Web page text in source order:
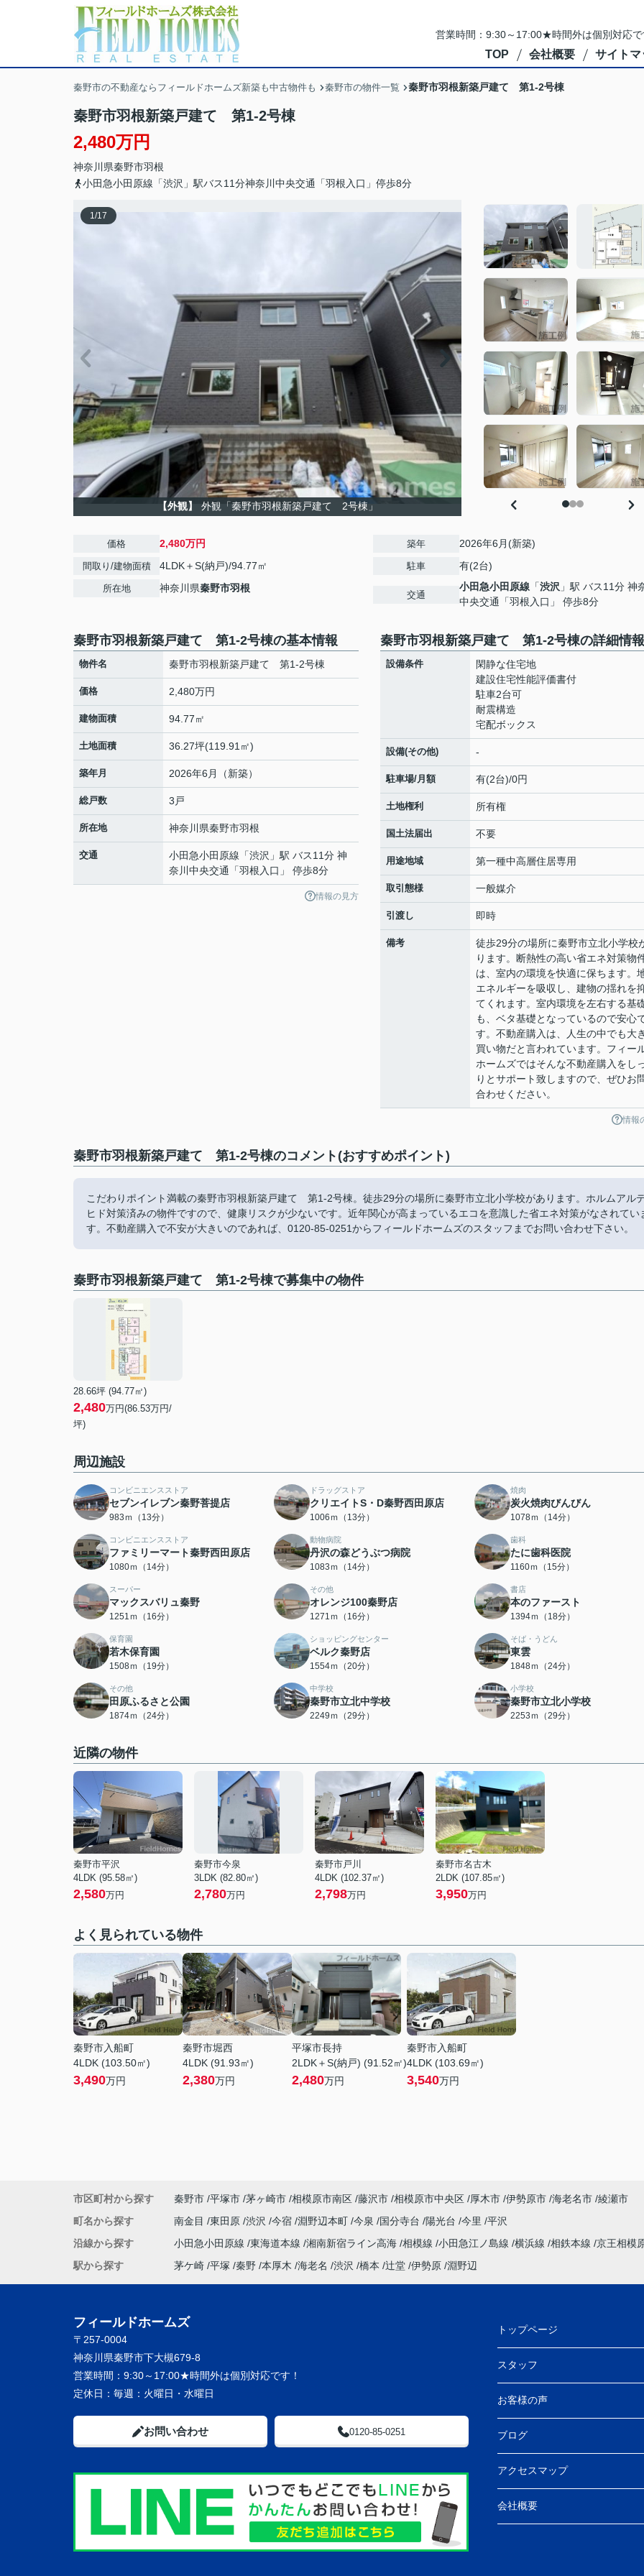
営業時間：9:30～17:00★時間外は個別対応
TOP 会社概要 サイトマ
秦野市の不動産ならフィールドホームズ新築も中古物件も 秦野市の物件一覧 秦野市羽根新築戸建て 第1-2号棟
秦野市羽根新築戸建て 第1-2号棟
2,480万円
神奈川県秦野市羽根
小田急小田原線「渋沢」駅バス11分神奈川中央交通「羽根入口」停歩8分
1/17
【外観】 外観「秦野市羽根新築戸建て 2号棟」
価格 2,480万円
間取り/建物面積 4LDK＋S(納戸)/94.77㎡
所在地 神奈川県秦野市羽根
築年 2026年6月(新築)
駐車 有(2台)
交通
小田急小田原線 「渋沢 」駅 バス11分 神
中央交通「羽根入口」 停歩8分
秦野市羽根新築戸建て 第1-2号棟の基本情報
物件名 秦野市羽根新築戸建て 第1-2号棟
価格 2,480万円
建物面積 94.77㎡
土地面積 36.27坪(119.91㎡)
築年月 2026年6月（新築）
総戸数 3戸
所在地 神奈川県秦野市羽根
交通 小田急小田原線 「渋沢 」駅 バス11分 神
奈川中央交通「羽根入口」 停歩8分
情報の見方
秦野市羽根新築戸建て 第1-2号棟の詳細情報
設備条件
閑静な住宅地
建設住宅性能評価書付
駐車2台可
耐震構造
宅配ボックス
設備(その他) -
駐車場/月額 有(2台)/0円
土地権利 所有権
国土法届出 不要
用途地域 第一種中高層住居専用
取引態様 一般媒介
引渡し 即時
備考
徒歩29分の場所に秦野市立北小学校
ります。断熱性の高い省エネ対策物
は、室内の環境を快適に保ちます。
エネルギーを吸収し、建物の揺れを
てくれます。室内環境を左右する基
も、ベタ基礎となっているので安心
す。不動産購入は、人生の中でも大
買い物だと言われています。フィー
ホームズではそんな不動産購入をし
りとサポート致しますので、ぜひお
合わせください。
情報
秦野市羽根新築戸建て 第1-2号棟のコメント(おすすめポイント)
こだわりポイント満載の秦野市羽根新築戸建て 第1-2号棟。徒歩29分の場所に秦野市立北小学校があります。ホルムアル
ヒド対策済みの物件ですので、健康リスクが少ないです。近年関心が高まっているエコを意識した省エネ対策がなされてい
す。不動産購入で不安が大きいのであれば、0120-85-0251からフィールドホームズのスタッフまでお問い合わせ下さい。
秦野市羽根新築戸建て 第1-2号棟で募集中の物件
28.66坪 (94.77㎡)
2,480万円(86.53万円/
坪)
周辺施設
コンビニエンスストア
セブンイレブン秦野菩提店
983ｍ（13分）
ドラッグストア
クリエイトS・D秦野西田原店
1006ｍ（13分）
焼肉
炭火焼肉びんびん
1078ｍ（14分）
コンビニエンスストア
ファミリーマート秦野西田原店
1080ｍ（14分）
動物病院
丹沢の森どうぶつ病院
1083ｍ（14分）
歯科
たに歯科医院
1160ｍ（15分）
スーパー
マックスバリュ秦野
1251ｍ（16分）
その他
オレンジ100秦野店
1271ｍ（16分）
書店
本のファースト
1394ｍ（18分）
保育園
若木保育園
1508ｍ（19分）
ショッピングセンター
ベルク秦野店
1554ｍ（20分）
そば・うどん
東雲
1848ｍ（24分）
その他
田原ふるさと公園
1874ｍ（24分）
中学校
秦野市立北中学校
2249ｍ（29分）
小学校
秦野市立北小学校
2253ｍ（29分）
近隣の物件
秦野市平沢
4LDK (95.58㎡)
2,580万円
秦野市今泉
3LDK (82.80㎡)
2,780万円
秦野市戸川
4LDK (102.37㎡)
2,798万円
秦野市名古木
2LDK (107.85㎡)
3,950万円
よく見られている物件
秦野市入船町
4LDK (103.50㎡)
3,490万円
秦野市堀西
4LDK (91.93㎡)
2,380万円
平塚市長持
2LDK＋S(納戸) (91.52㎡)
2,480万円
秦野市入船町
4LDK (103.69㎡)
3,540万円
市区町村から探す 秦野市 平塚市 茅ヶ崎市 相模原市南区 藤沢市 相模原市中央区 厚木市 伊勢原市 海老名市 綾瀬市
町名から探す
南金目 東田原 渋沢 今宿 淵野辺本町 今泉 国分寺台 陽光台 今里
平沢
沿線から探す
小田急小田原線 東海道本線 湘南新宿ライン高海 相模線 小田急江ノ島線 横浜線 相鉄本線 京王相模
駅から探す
茅ケ崎 平塚 秦野 本厚木 海老名 渋沢 橋本 辻堂 伊勢原 淵野辺
フィールドホームズ
〒257-0004
神奈川県秦野市下大槻679-8
営業時間： 9:30～17:00★時間外は個別対応です！
定休日： 毎週：火曜日・水曜日
お問い合わせ 0120-85-0251
トップページ
スタッフ
お客様の声
ブログ
アクセスマップ
会社概要